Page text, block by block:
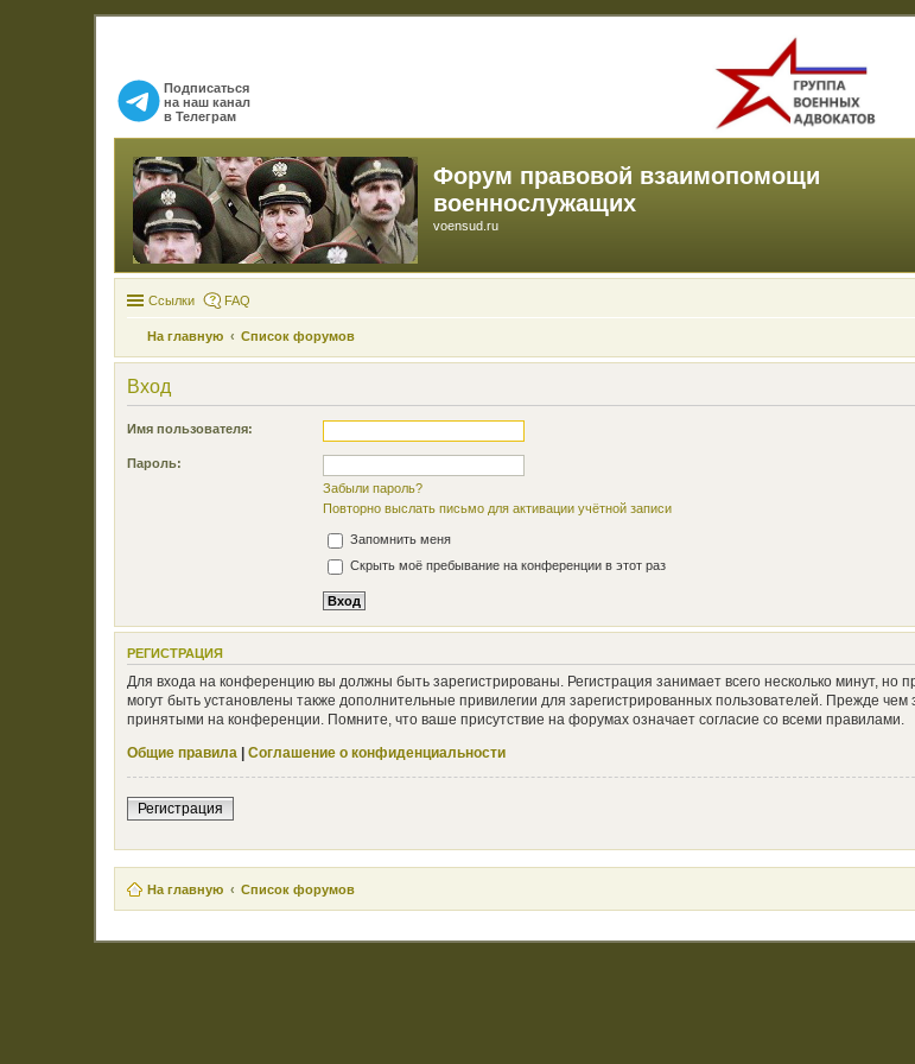
Подписаться
на наш канал
в Телеграм
Форум правовой взаимопомощи
военнослужащих
voensud.ru
Ссылки FAQ
На главную Список форумов
Вход
Имя пользователя:
Пароль:
Забыли пароль?
Повторно выслать письмо для активации учётной записи
Запомнить меня
Скрыть моё пребывание на конференции в этот раз
РЕГИСТРАЦИЯ
Для входа на конференцию вы должны быть зарегистрированы. Регистрация занимает всего несколько минут,
могут быть установлены также дополнительные привилегии для зарегистрированных пользователей. Прежде чем
принятыми на конференции. Помните, что ваше присутствие на форумах означает согласие со всеми правилами.
Общие правила | Соглашение о конфиденциальности
Регистрация
На главную Список форумов